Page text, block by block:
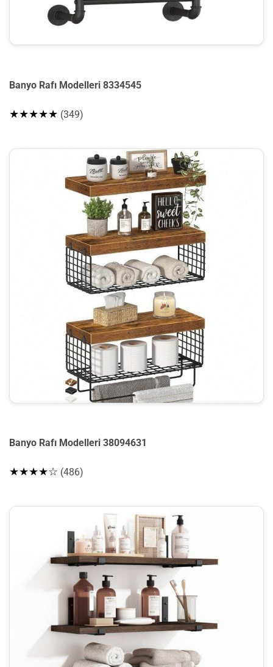
Banyo Rafı Modelleri 8334545
★★★★★ (349)
Banyo Rafı Modelleri 38094631
★★★★☆ (486)